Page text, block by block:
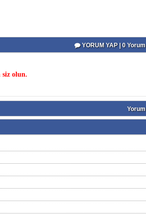
YORUM YAP | 0 Yorum
siz olun.
Yorum